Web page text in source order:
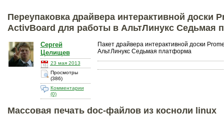
Переупаковка драйвера интерактивной доски
ActivBoard для работы в АльтЛинукс Седьмая
Сергей
Целищев
23 мая 2013
Просмотры
(386)
Комментарии
(0)
Пакет драйвера интерактивной доски
АльтЛинукс Седьмая платформа
Массовая печать doc-файлов из косноли linux